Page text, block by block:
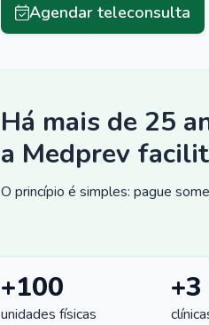
Agendar teleconsulta
Há mais de 25
a Medprev
O princípio é simples: pague
+100
unidades físicas